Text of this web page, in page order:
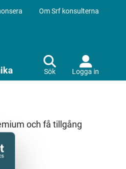
Om Srf konsulterna
Sök Logga in
och få tillgång